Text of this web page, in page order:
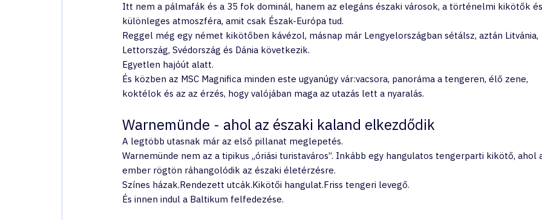
Itt nem a pálmafák és a 35 fok dominál, hanem az elegáns északi városok, a történelmi kikötők
különleges atmoszféra, amit csak Észak-Európa tud.
Reggel még egy német kikötőben kávézol, másnap már Lengyelországban sétálsz, aztán Litvánia,
Lettország, Svédország és Dánia következik.
Egyetlen hajóút alatt.
És közben az MSC Magnifica minden este ugyanúgy vár:vacsora, panoráma a tengeren, élő zene,
koktélok és az az érzés, hogy valójában maga az utazás lett a nyaralás.
Warnemünde - ahol az északi kaland elkezdődik
A legtöbb utasnak már az első pillanat meglepetés.
Warnemünde nem az a tipikus „óriási turistaváros”. Inkább egy hangulatos tengerparti kikötő, ahol
ember rögtön ráhangolódik az északi életérzésre.
Színes házak.Rendezett utcák.Kikötői hangulat.Friss tengeri levegő.
És innen indul a Baltikum felfedezése.